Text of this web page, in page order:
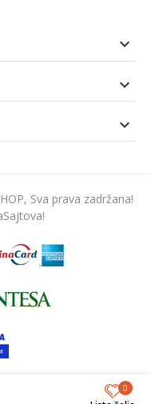
0



Sva prava zadržana!